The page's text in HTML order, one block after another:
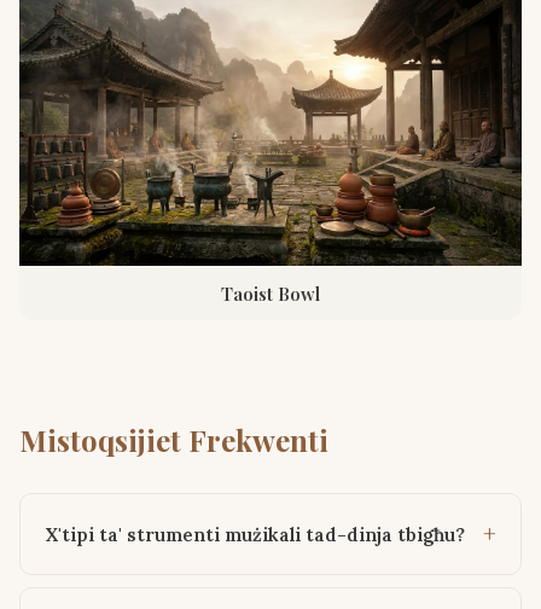
Taoist Bowl
Mistoqsijiet Frekwenti
X'tipi ta' strumenti mużikali tad-dinja tbigħu?